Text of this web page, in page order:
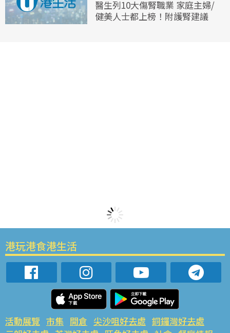
醫生列10大傷腎職業 家庭主婦/
健美人士都上榜！附護腎建議
港玩港食港生活
活動展覽 市集 開倉 尖沙咀好去處 銅鑼灣好去處